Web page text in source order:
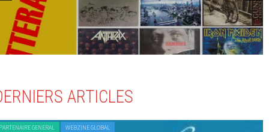
ARTICLES
GENERAL WEBZINE GLOBAL